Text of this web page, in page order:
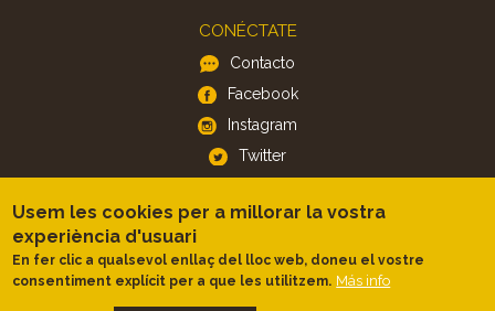
CONÉCTATE
Contacto
Facebook
Instagram
Twitter
APP
iOS
Android
Usem les cookies per a millorar la vostra
experiència d'usuari
En fer clic a qualsevol enllaç del lloc web, doneu el vostre
consentiment explícit per a que les utilitzem. Más info